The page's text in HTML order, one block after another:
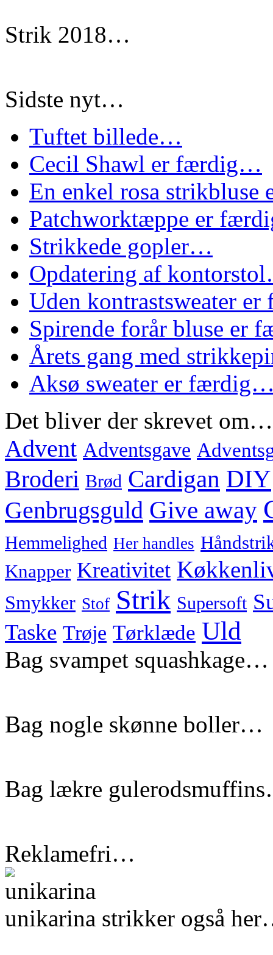
Strik 2018…
Sidste nyt…
Tuftet billede…
Cecil Shawl er færdig…
En enkel rosa
Patchworktæppe er
Strikkede gopler…
Opdatering af
Uden kontrastsweater
Spirende forår bluse er
Årets gang med
Aksø sweater er
Det bliver der skrevet om…
Advent Adventsgave
Broderi Brød Cardigan DIY
Genbrugsguld Give away
Hemmelighed Her handles
Knapper Kreativitet
Smykker Stof Strik Supersoft
Taske Trøje Tørklæde Uld
Bag svampet squashkage…
Bag nogle skønne boller…
Bag lækre
Reklamefri…
unikarina strikker også